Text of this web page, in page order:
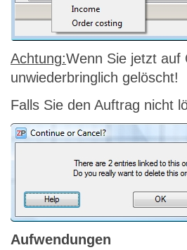
Achtung:Wenn Sie jetzt auf
unwiederbringlich gelöscht!
Falls Sie den Auftrag nicht
Aufwendungen